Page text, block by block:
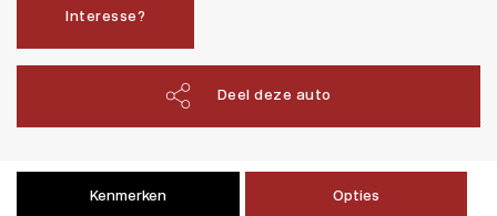
Interesse?
Deel deze auto
Kenmerken Opties